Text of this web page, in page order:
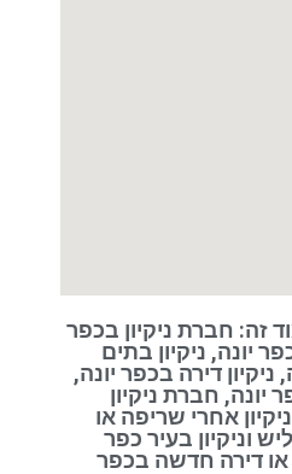
זה: חברת ניקיון בכפר
יונה, ניקיון בתים
דירה בכפר יונה,
יונה, חברת ניקיון
אחרי שריפה או
וניקיון בעיר כפר
או דירה חדשה בכפר